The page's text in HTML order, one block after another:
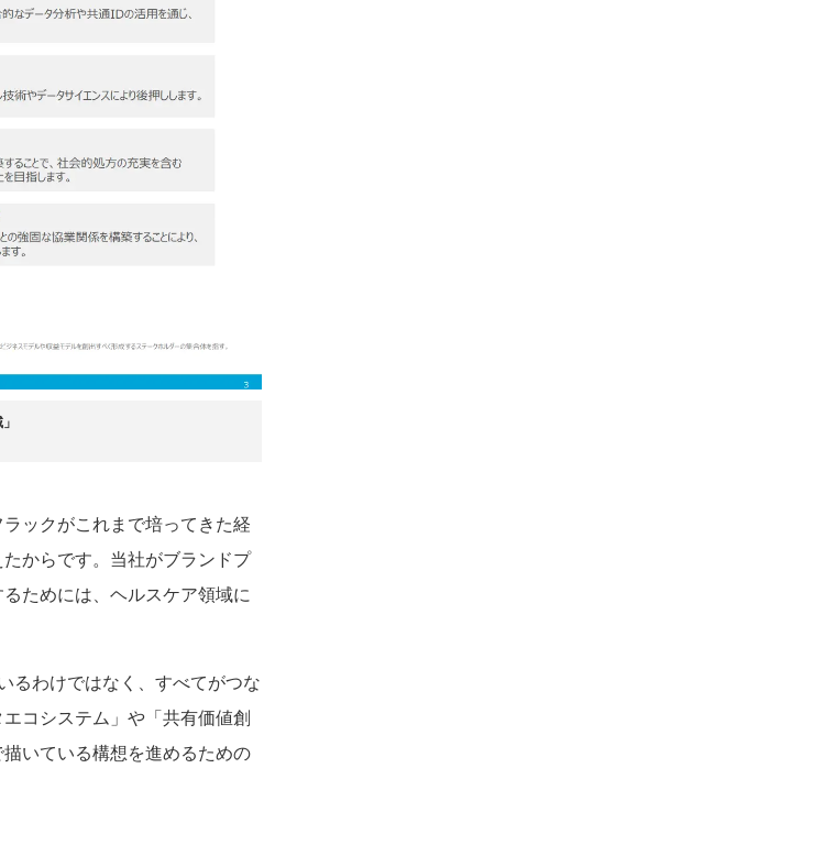
ックがこれまで培ってきた経
からです。当社がブランドプ
ためには、ヘルスケア領域に
るわけではなく、すべてがつな
コシステム」や「共有価値創
いている構想を進めるための